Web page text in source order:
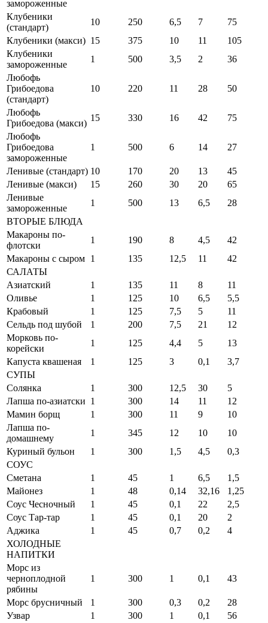
замороженные
Клубеники
(стандарт)
10 250 6,5 7
75
Клубеники (макси) 15 375 10 11
105
Клубеники
замороженные
1 500 3,5 2
36
Любофь
Грибоедова
(стандарт)
10 220 11 28 50
Любофь
Грибоедова (макси)
15 330 16 42
75
Любофь
Грибоедова
замороженные
1 500 6 14 27
Ленивые (стандарт) 10 170 20 13
45
Ленивые (макси)
15 260 30 20
65
Ленивые
замороженные
1 500 13 6,5
28
ВТОРЫЕ БЛЮДА
Макароны по-
флотски
1 190 8 4,5
42
Макароны с сыром 1 135 12,5 11
42
САЛАТЫ
Азиатский
1 135 11 8
11
Оливье
1 125 10 6,5
5,5
Крабовый
1 125 7,5 5
11
Сельдь под шубой
1 200 7,5 21
12
Морковь по-
корейски
1 125 4,4 5
13
Капуста квашеная
1 125 3 0,1
3,7
СУПЫ
Солянка
1 300 12,5 30
5
Лапша по-азиатски 1 300 14 11
12
Мамин борщ
1 300 11 9
10
Лапша по-
домашнему
1 345 12 10
10
Куриный бульон
1 300 1,5 4,5
0,3
СОУС
Сметана
1 45 1 6,5
1,5
Майонез
1 48 0,14 32,16
1,25
Соус Чесночный
1 45 0,1 22
2,5
Соус Тар-тар
1 45 0,1 20
2
Аджика
1 45 0,7 0,2
4
ХОЛОДНЫЕ
НАПИТКИ
Морс из
черноплодной
рябины
1 300 1 0,1 43
Морс брусничный 1 300 0,3 0,2
28
Узвар
1 300 1 0,1
56